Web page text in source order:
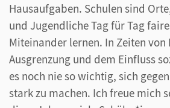
Hausaufgaben. Schulen sind
und Jugendliche Tag für Tag
Miteinander lernen. In Zeiten von
Ausgrenzung und dem Einfluss
es noch nie so wichtig, sich
stark zu machen. Ich freue mich